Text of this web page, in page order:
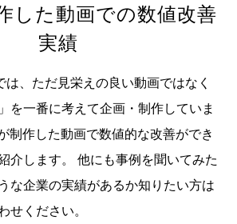
した動画での数値改善
実績
、ただ見栄えの良い動画ではなく
を一番に考えて企画・制作していま
制作した動画で数値的な改善ができ
介します。
他にも事例を聞いてみた
な企業の実績があるか知りたい方は
せください。